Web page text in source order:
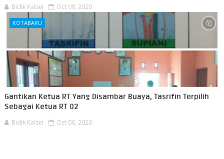
Bidik Kalsel Oct 09, 2020
KOTABARU
Gantikan Ketua RT Yang Disambar Buaya, Tasrifin Terpilih
Sebagai Ketua RT 02
Bidik Kalsel Oct 06, 2020